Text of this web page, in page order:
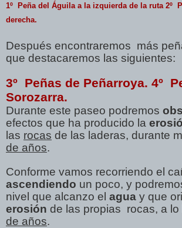
1º Peña del Águila a la izquierda de la ruta 2º
derecha.
Después encontraremos más
que destacaremos las siguientes:
3º Peñas de Peñarroya. 4º
Sorozarra.
Durante este paseo podremos
efectos que ha producido la
las rocas de las laderas, durante
de años.
Conforme vamos recorriendo el
ascendiendo un poco, y
nivel que alcanzo el agua y que
erosión de las propias rocas, a lo
de años.